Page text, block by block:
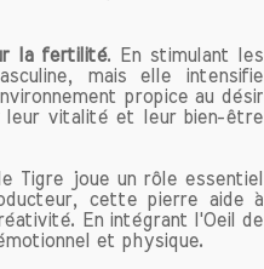
décoratifs.
Son éclat
Si vous
un bijou en
la fertilité. En stimulant les
mais elle intensifie
propice au désir
leur vitalité et leur bien-être
Tigre joue un rôle essentiel
cette pierre aide à
En intégrant l'Oeil de
et physique.